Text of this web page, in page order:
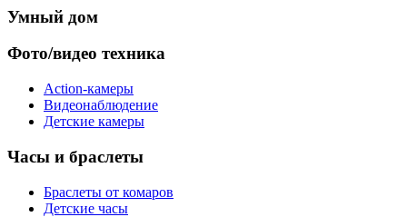
Умный дом
Фото/видео техника
Action-камеры
Видеонаблюдение
Детские камеры
Часы и браслеты
Браслеты от комаров
Детские часы